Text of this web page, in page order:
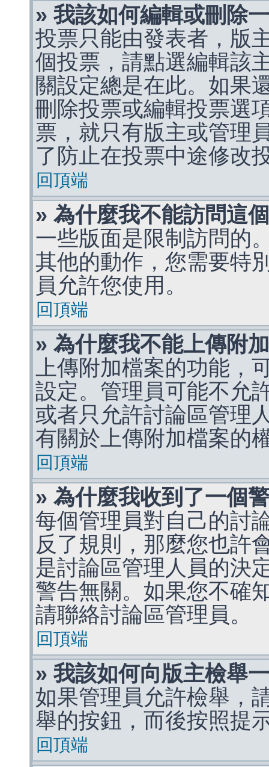
» 我該如何編輯或刪除
投票只能由發表者，版
個投票，請點選編輯該
關設定總是在此。如果
刪除投票或編輯投票選
票，就只有版主或管理
了防止在投票中途修改
回頂端
» 為什麼我不能訪問這
一些版面是限制訪問的
其他的動作，您需要特
員允許您使用。
回頂端
» 為什麼我不能上傳附
上傳附加檔案的功能，
設定。管理員可能不允
或者只允許討論區管理
有關於上傳附加檔案的
回頂端
» 為什麼我收到了一個
每個管理員對自己的討
反了規則，那麼您也許
是討論區管理人員的決
警告無關。如果您不確
請聯絡討論區管理員。
回頂端
» 我該如何向版主檢舉
如果管理員允許檢舉，
舉的按鈕，而後按照提
回頂端